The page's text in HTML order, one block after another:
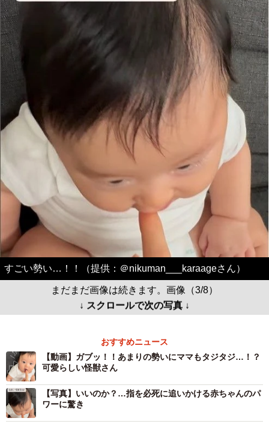
すごい勢い…！！（提供：＠nikuman___karaageさん）
まだまだ画像は続きます。画像（3/8）
↓ スクロールで次の写真 ↓
おすすめニュース
【動画】ガブッ！！あまりの勢いにママもタジタジ…！？
可愛らしい怪獣さん
【写真】いいのか？…指を必死に追いかける赤ちゃんのパ
ワーに驚き